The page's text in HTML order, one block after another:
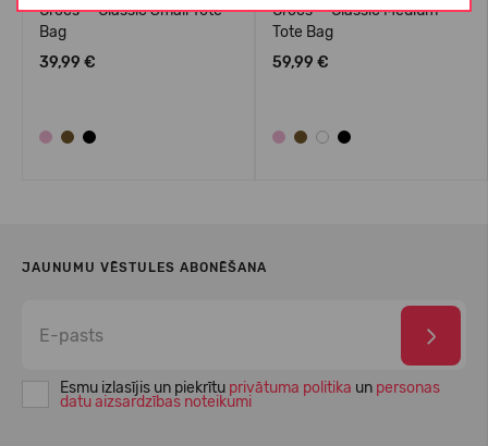
Crocs™ Classic Small Tote
Bag
39,99 €
Crocs™ Classic Medium
Tote Bag
59,99 €
JAUNUMU VĒSTULES ABONĒŠANA
Esmu izlasījis un piekrītu privātuma politika un personas
datu aizsardzības noteikumi